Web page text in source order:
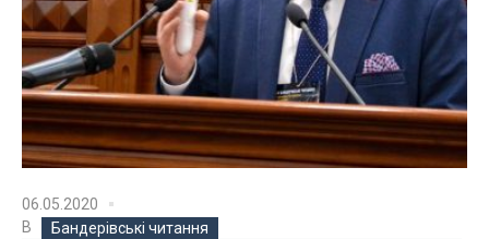
06.05.2020
В
Бандерівські читання